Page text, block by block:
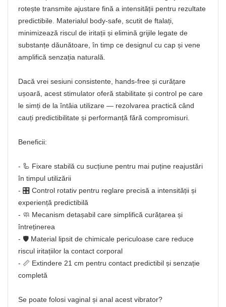
rotește transmite ajustare fină a intensității pentru rezultate
predictibile. Materialul body-safe, scutit de ftalați,
minimizează riscul de iritații și elimină grijile legate de
substanțe dăunătoare, în timp ce designul cu cap și vene
amplifică senzația naturală.
Dacă vrei sesiuni consistente, hands-free și curățare
ușoară, acest stimulator oferă stabilitate și control pe care
le simți de la întâia utilizare — rezolvarea practică când
cauți predictibilitate și performanță fără compromisuri.
Beneficii:
- 🦾 Fixare stabilă cu sucțiune pentru mai puține reajustări
în timpul utilizării
- 🎛️ Control rotativ pentru reglare precisă a intensității și
experiență predictibilă
- 🧼 Mecanism detașabil care simplifică curățarea și
întreținerea
- 🛡️ Material lipsit de chimicale periculoase care reduce
riscul iritațiilor la contact corporal
- 📏 Extindere 21 cm pentru contact predictibil și senzație
completă
Se poate folosi vaginal și anal acest vibrator?